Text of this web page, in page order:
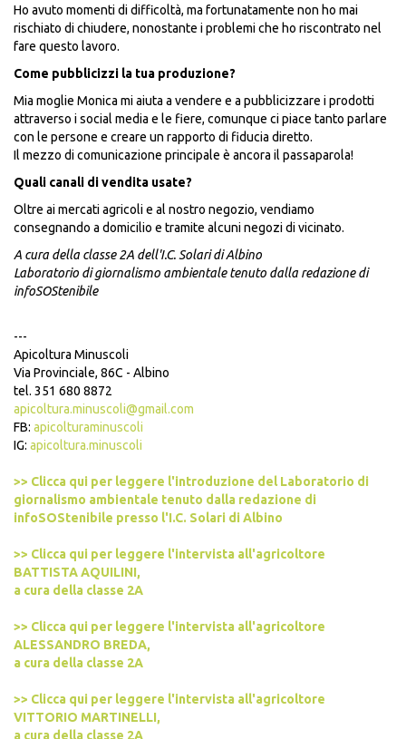
Ho avuto momenti di difficoltà, ma fortunatamente non ho mai
rischiato di chiudere, nonostante i problemi che ho riscontrato nel
fare questo lavoro.
Come pubblicizzi la tua produzione?
Mia moglie Monica mi aiuta a vendere e a pubblicizzare i prodotti
attraverso i social media e le fiere, comunque ci piace tanto parlare
con le persone e creare un rapporto di fiducia diretto.
Il mezzo di comunicazione principale è ancora il passaparola!
Quali canali di vendita usate?
Oltre ai mercati agricoli e al nostro negozio, vendiamo
consegnando a domicilio e tramite alcuni negozi di vicinato.
A cura della classe 2A dell'I.C. Solari di Albino
Laboratorio di giornalismo ambientale tenuto dalla redazione di
infoSOStenibile
---
Apicoltura Minuscoli
Via Provinciale, 86C - Albino
tel. 351 680 8872
apicoltura.minuscoli@gmail.com
FB: apicolturaminuscoli
IG: apicoltura.minuscoli
>> Clicca qui per leggere l'introduzione del Laboratorio di
giornalismo ambientale tenuto dalla redazione di
infoSOStenibile presso l'I.C. Solari di Albino
>> Clicca qui per leggere l'intervista all'agricoltore
BATTISTA AQUILINI,
a cura della classe 2A
>> Clicca qui per leggere l'intervista all'agricoltore
ALESSANDRO BREDA,
a cura della classe 2A
>> Clicca qui per leggere l'intervista all'agricoltore
VITTORIO MARTINELLI,
a cura della classe 2A